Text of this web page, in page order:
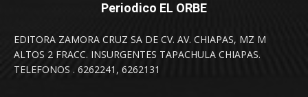
Periodico EL ORBE
EDITORA ZAMORA CRUZ SA DE CV. AV. CHIAPAS, MZ M
ALTOS 2 FRACC. INSURGENTES TAPACHULA CHIAPAS.
TELEFONOS . 6262241, 6262131